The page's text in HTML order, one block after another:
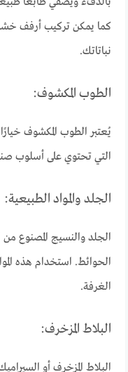
كما يمكن تركيب أرفف
نباتاتك.
الطوب المكشوف:
يُعتبر الطوب المكشوف
التي تحتوي على أسلوب
الجلد والمواد الطبيعية:
الجلد والنسيج المصنوع من
الحوائط. استخدام هذه
الغرفة.
البلاط المزخرف:
البلاط المزخرف أو